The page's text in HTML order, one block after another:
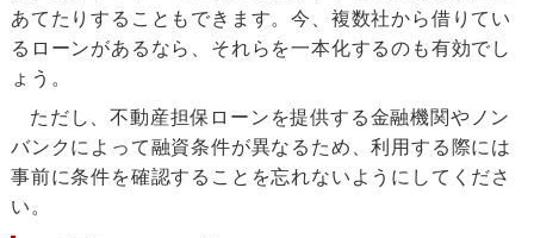
あてたりすることもできます。今、複数社から借りてい
るローンがあるなら、それらを一本化するのも有効でし
ょう。
ただし、不動産担保ローンを提供する金融機関やノン
バンクによって融資条件が異なるため、利用する際には
事前に条件を確認することを忘れないようにしてくださ
い。